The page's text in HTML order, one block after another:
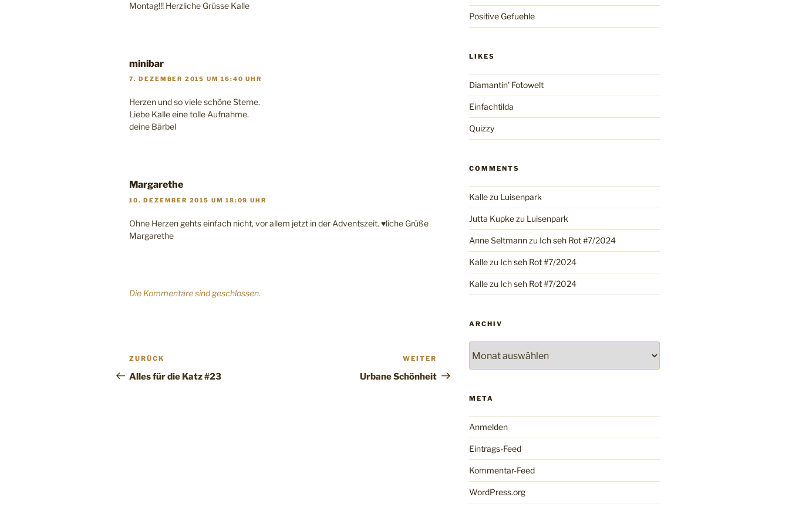
Montag!!! Herzliche Grüsse Kalle
minibar
7. DEZEMBER 2015 UM 16:40 UHR
Herzen und so viele schöne Sterne.
Liebe Kalle eine tolle Aufnahme.
deine Bärbel
Margarethe
10. DEZEMBER 2015 UM 18:09 UHR
Ohne Herzen gehts einfach nicht, vor allem jetzt in der Adventszeit. ♥liche Grüße
Margarethe
Die Kommentare sind geschlossen.
Beitragsnavigation
Vorheriger
Beitrag
ZURÜCK
Alles für die Katz #23
Nächster
Beitrag
WEITER
Urbane Schönheit
Positive Gefuehle
LIKES
Diamantin' Fotowelt
Einfachtilda
Quizzy
COMMENTS
Kallezu Luisenpark
Jutta Kupkezu Luisenpark
Anne Seltmannzu Ich seh Rot #7/2024
Kallezu Ich seh Rot #7/2024
Kallezu Ich seh Rot #7/2024
ARCHIV
META
Anmelden
Eintrags-Feed
Kommentar-Feed
WordPress.org